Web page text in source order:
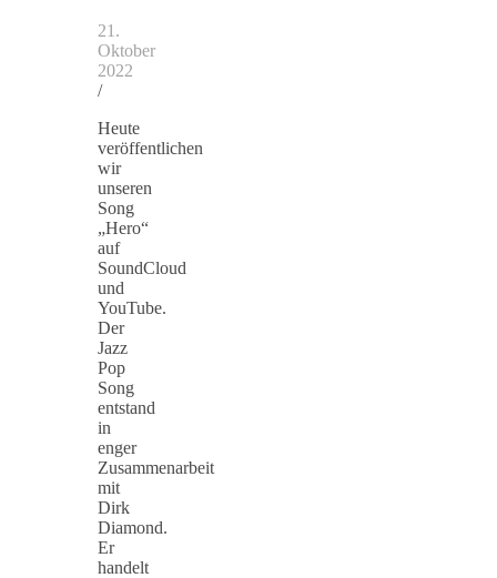
21.
Oktober
2022
/
Heute
veröffentlichen
wir
unseren
Song
„Hero“
auf
SoundCloud
und
YouTube.
Der
Jazz
Pop
Song
entstand
in
enger
Zusammenarbeit
mit
Dirk
Diamond.
Er
handelt